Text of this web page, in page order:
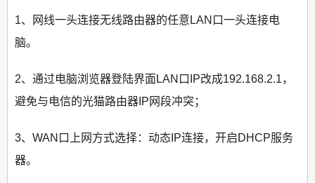
1、网线一头连接无线路由器的任意LAN口一头连接电
脑。
2、通过电脑浏览器登陆界面LAN口IP改成192.168.2.1，
避免与电信的光猫路由器IP网段冲突；
3、WAN口上网方式选择：动态IP连接，开启DHCP服务
器。